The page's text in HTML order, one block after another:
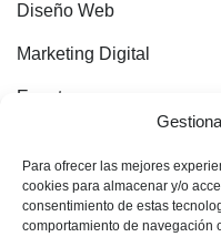
Para ofrecer las mejores
cookies para almacenar y/o
consentimiento de estas
comportamiento de navegación
Diseño Web
Marketing Digital
Eventos
Irun, Gipuzkoa
618 852 096